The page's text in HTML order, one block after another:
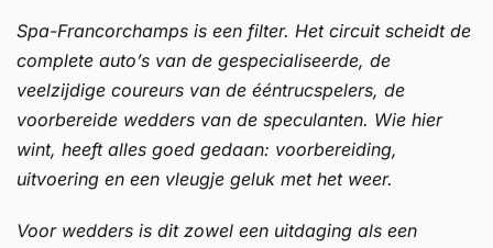
Spa-Francorchamps is een filter. Het circuit scheidt de
complete auto’s van de gespecialiseerde, de
veelzijdige coureurs van de ééntrucspelers, de
voorbereide wedders van de speculanten. Wie hier
wint, heeft alles goed gedaan: voorbereiding,
uitvoering en een vleugje geluk met het weer.
Voor wedders is dit zowel een uitdaging als een